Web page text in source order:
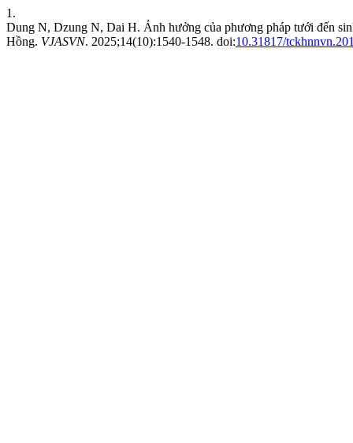
1.
Dung N, Dzung N, Dai H. Ảnh hưởng của phương pháp tưới đến
Hồng. VJASVN. 2025;14(10):1540-1548. doi:10.31817/